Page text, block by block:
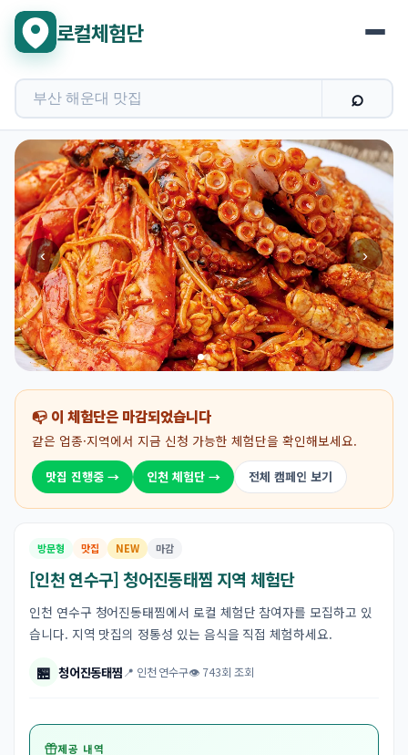
로컬체험단
‹ ›
📭 이 체험단은 마감되었습니다
같은 업종·지역에서 지금 신청 가능한 체험단을 확인해보세요.
맛집 진행중 → 인천 체험단 → 전체 캠페인 보기
방문형 맛집 NEW 마감
[인천 연수구] 청어진동태찜 지역 체험단
인천 연수구 청어진동태찜에서 로컬 체험단 참여자를 모집하고 있
습니다. 지역 맛집의 정통성 있는 음식을 직접 체험하세요.
🏪 청어진동태찜📍 인천 연수구👁 743회 조회
제공 내역